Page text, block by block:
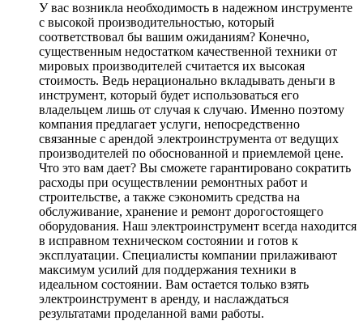
У вас возникла необходимость в надежном инструменте
с высокой производительностью, который
соответствовал бы вашим ожиданиям? Конечно,
существенным недостатком качественной техники от
мировых производителей считается их высокая
стоимость. Ведь нерационально вкладывать деньги в
инструмент, который будет использоваться его
владельцем лишь от случая к случаю. Именно поэтому
компания предлагает услуги, непосредственно
связанные с арендой электроинструмента от ведущих
производителей по обоснованной и приемлемой цене.
Что это вам дает? Вы сможете гарантировано сократить
расходы при осуществлении ремонтных работ и
строительстве, а также сэкономить средства на
обслуживание, хранение и ремонт дорогостоящего
оборудования. Наш электроинструмент всегда находится
в исправном техническом состоянии и готов к
эксплуатации. Специалисты компании прилаживают
максимум усилий для поддержания техники в
идеальном состоянии. Вам остается только взять
электроинструмент в аренду, и наслаждаться
результатами проделанной вами работы.